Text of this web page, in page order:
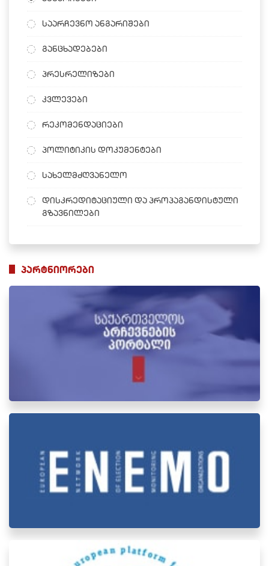
საარჩევნო ანგარიშები
განცხადებები
პრესრელიზები
კვლევები
რეკომენდაციები
პოლიტიკის დოკუმენტები
სახელმძღვანელო
დისკრედიტაციული და პროპაგანდისტული
გზავნილები
პარტნიორები